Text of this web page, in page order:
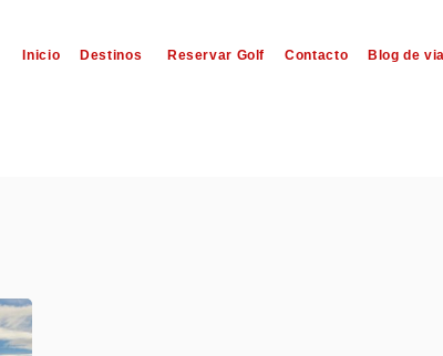
Inicio Destinos Reservar Golf Contacto Blog de